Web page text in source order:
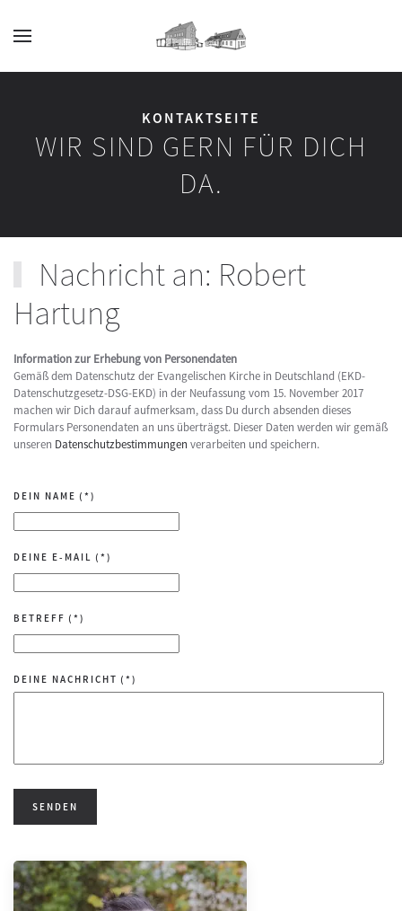
Zum Hauptinhalt springen
KONTAKTSEITE
WIR SIND GERN FÜR DICH
DA.
Nachricht an: Robert
Hartung
Information zur Erhebung von Personendaten
Gemäß dem Datenschutz der Evangelischen Kirche in Deutschland (EKD-
Datenschutzgesetz-DSG-EKD) in der Neufassung vom 15. November 2017
machen wir Dich darauf aufmerksam, dass Du durch absenden dieses
Formulars Personendaten an uns überträgst. Dieser Daten werden wir gemäß
unseren Datenschutzbestimmungen verarbeiten und speichern.
DEIN NAME (*)
DEINE E-MAIL (*)
BETREFF (*)
DEINE NACHRICHT (*)
SENDEN